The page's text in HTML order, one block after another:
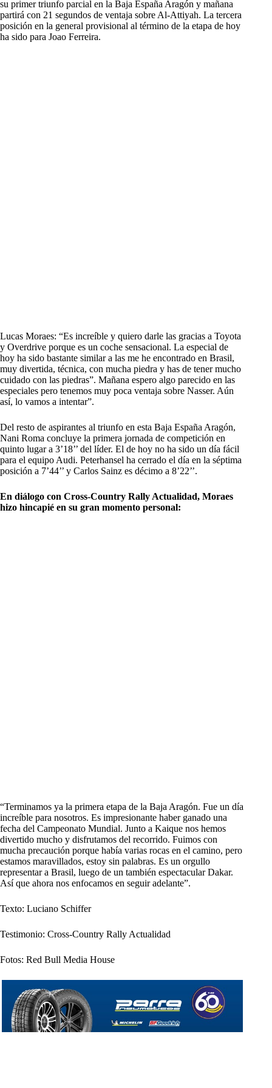
su primer triunfo parcial en la Baja España Aragón y mañana
partirá con 21 segundos de ventaja sobre Al-Attiyah. La tercera
posición en la general provisional al término de la etapa de hoy
ha sido para Joao Ferreira.
Lucas Moraes: “Es increíble y quiero darle las gracias a Toyota
y Overdrive porque es un coche sensacional. La especial de
hoy ha sido bastante similar a las me he encontrado en Brasil,
muy divertida, técnica, con mucha piedra y has de tener mucho
cuidado con las piedras”. Mañana espero algo parecido en las
especiales pero tenemos muy poca ventaja sobre Nasser. Aún
así, lo vamos a intentar”.
Del resto de aspirantes al triunfo en esta Baja España Aragón,
Nani Roma concluye la primera jornada de competición en
quinto lugar a 3’18’’ del líder. El de hoy no ha sido un día fácil
para el equipo Audi. Peterhansel ha cerrado el día en la séptima
posición a 7’44’’ y Carlos Sainz es décimo a 8’22’’.
En diálogo con Cross-Country Rally Actualidad, Moraes
hizo hincapié en su gran momento personal:
“Terminamos ya la primera etapa de la Baja Aragón. Fue un día
increíble para nosotros. Es impresionante haber ganado una
fecha del Campeonato Mundial. Junto a Kaique nos hemos
divertido mucho y disfrutamos del recorrido. Fuimos con
mucha precaución porque había varias rocas en el camino, pero
estamos maravillados, estoy sin palabras. Es un orgullo
representar a Brasil, luego de un también espectacular Dakar.
Así que ahora nos enfocamos en seguir adelante”.
Texto: Luciano Schiffer
Testimonio: Cross-Country Rally Actualidad
Fotos: Red Bull Media House